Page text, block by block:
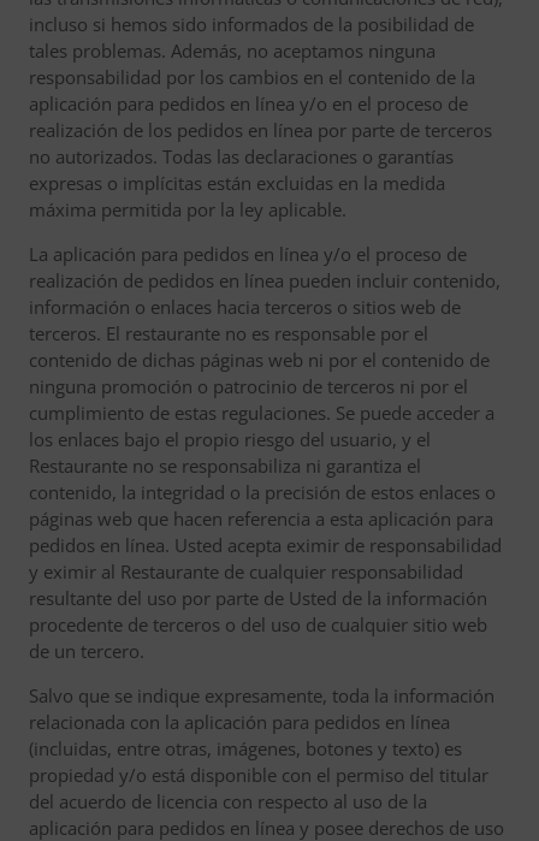
incluso si hemos sido informados de la posibilidad de
tales problemas. Además, no aceptamos ninguna
responsabilidad por los cambios en el contenido de la
aplicación para pedidos en línea y/o en el proceso de
realización de los pedidos en línea por parte de terceros
no autorizados. Todas las declaraciones o garantías
expresas o implícitas están excluidas en la medida
máxima permitida por la ley aplicable.
La aplicación para pedidos en línea y/o el proceso de
realización de pedidos en línea pueden incluir contenido,
información o enlaces hacia terceros o sitios web de
terceros. El restaurante no es responsable por el
contenido de dichas páginas web ni por el contenido de
ninguna promoción o patrocinio de terceros ni por el
cumplimiento de estas regulaciones. Se puede acceder a
los enlaces bajo el propio riesgo del usuario, y el
Restaurante no se responsabiliza ni garantiza el
contenido, la integridad o la precisión de estos enlaces o
páginas web que hacen referencia a esta aplicación para
pedidos en línea. Usted acepta eximir de responsabilidad
y eximir al Restaurante de cualquier responsabilidad
resultante del uso por parte de Usted de la información
procedente de terceros o del uso de cualquier sitio web
de un tercero.
Salvo que se indique expresamente, toda la información
relacionada con la aplicación para pedidos en línea
(incluidas, entre otras, imágenes, botones y texto) es
propiedad y/o está disponible con el permiso del titular
del acuerdo de licencia con respecto al uso de la
aplicación para pedidos en línea y posee derechos de uso